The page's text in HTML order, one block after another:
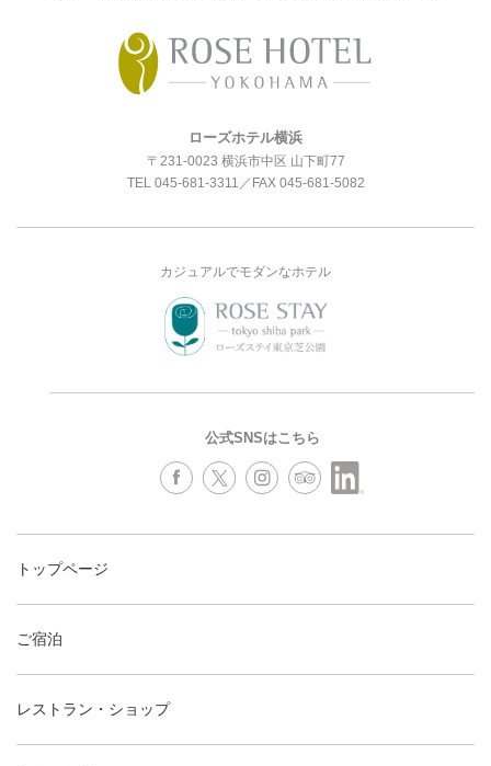
ローズホテル横浜
〒231-0023 横浜市中区 山下町77
TEL 045-681-3311 ／FAX 045-681-5082
カジュアルでモダンなホテル
公式SNSはこちら
トップページ
ご宿泊
レストラン・ショップ